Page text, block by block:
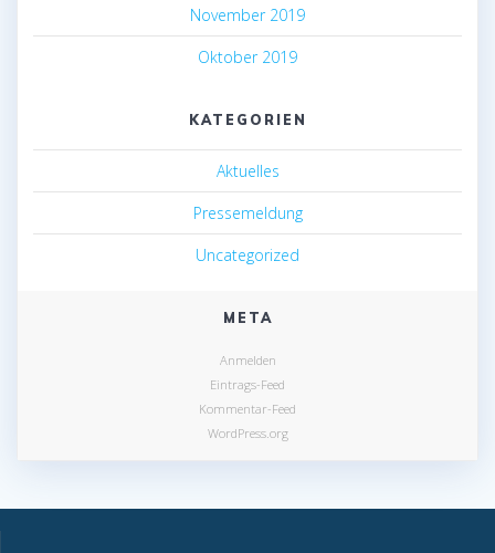
November 2019
Oktober 2019
KATEGORIEN
Aktuelles
Pressemeldung
Uncategorized
META
Anmelden
Eintrags-Feed
Kommentar-Feed
WordPress.org